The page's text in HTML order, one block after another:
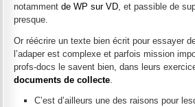
notammentde WP sur VD, et passible de
presque.
Or réécrire un texte bien écrit pour essayer
l’adaper est complexe et parfois mission
profs-docs le savent bien, dans leurs
documents de collecte
C’est d’ailleurs une des raisons pour